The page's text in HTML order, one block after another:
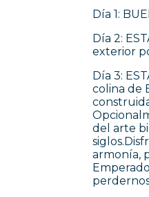
Día 1:
Día 2:
exterior
Día 3:
colina de
del arte
armonía,